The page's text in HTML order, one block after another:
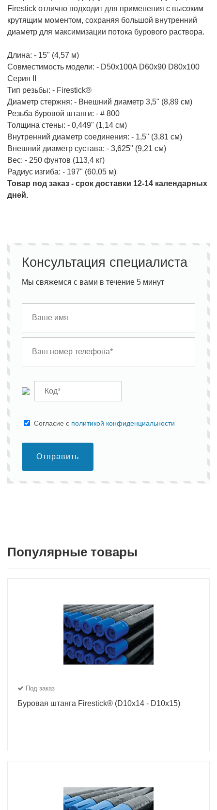
Firestick отлично подходит для применения с высоким
крутящим моментом, сохраняя большой внутренний
диаметр для максимизации потока бурового раствора.
Длина: - 15" (4,57 м)
Совместимость модели: - D50x100A D60x90 D80x100
Серия II
Тип резьбы: - Firestick®
Диаметр стержня: - Внешний диаметр 3,5" (8,89 см)
Резьба буровой штанги: - # 800
Толщина стены: - 0,449" (1,14 см)
Внутренний диаметр соединения: - 1,5" (3,81 см)
Внешний диаметр сустава: - 3,625" (9,21 см)
Вес: - 250 фунтов (113,4 кг)
Радиус изгиба: - 197" (60,05 м)
Товар под заказ - срок доставки 12-14 календарных
дней.
Консультация специалиста
Мы свяжемся с вами в течение 5 минут
Cогласие с политикой конфиденциальности
Отправить
Популярные товары
Под заказ
Буровая штанга Firestick® (D10x14 - D10x15)